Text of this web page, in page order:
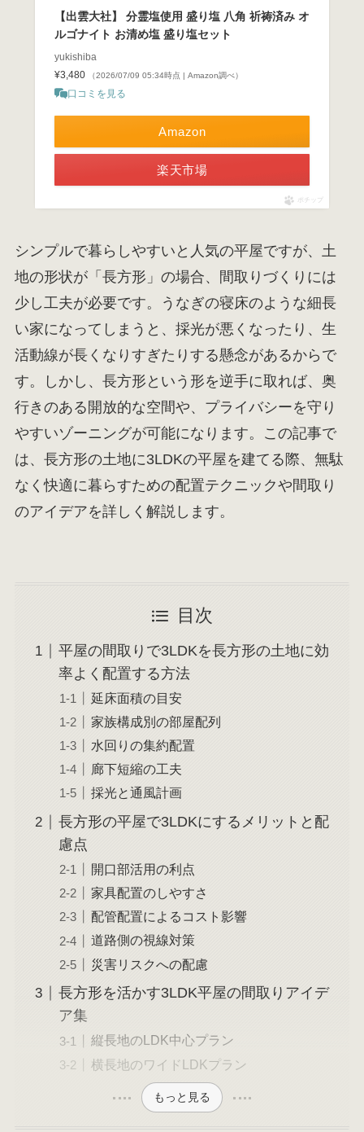
【出雲大社】 分霊塩使用 盛り塩 八角 祈祷済み オ
ルゴナイト お清め塩 盛り塩セット
yukishiba
¥3,480
（2026/07/09 05:34時点 | Amazon調べ）
口コミを見る
Amazon
楽天市場
ポチップ
シンプルで暮らしやすいと人気の平屋ですが、土
地の形状が「長方形」の場合、間取りづくりには
少し工夫が必要です。うなぎの寝床のような細長
い家になってしまうと、採光が悪くなったり、生
活動線が長くなりすぎたりする懸念があるからで
す。しかし、長方形という形を逆手に取れば、奥
行きのある開放的な空間や、プライバシーを守り
やすいゾーニングが可能になります。この記事で
は、長方形の土地に3LDKの平屋を建てる際、無駄
なく快適に暮らすための配置テクニックや間取り
のアイデアを詳しく解説します。
目次
平屋の間取りで3LDKを長方形の土地に効
率よく配置する方法
延床面積の目安
家族構成別の部屋配列
水回りの集約配置
廊下短縮の工夫
採光と通風計画
長方形の平屋で3LDKにするメリットと配
慮点
開口部活用の利点
家具配置のしやすさ
配管配置によるコスト影響
道路側の視線対策
災害リスクへの配慮
長方形を活かす3LDK平屋の間取りアイデ
ア集
縦長地のLDK中心プラン
横長地のワイドLDKプラン
もっと見る